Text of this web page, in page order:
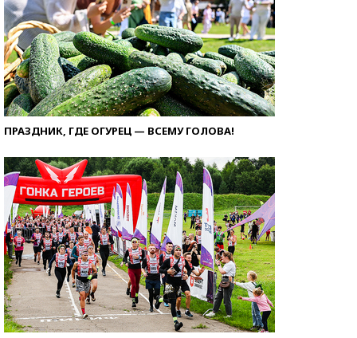
ПРАЗДНИК, ГДЕ ОГУРЕЦ — ВСЕМУ ГОЛОВА!